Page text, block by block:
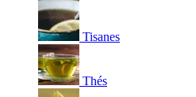
Tisanes
Thés